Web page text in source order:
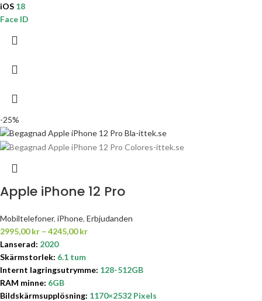
iOS 18
Face ID
-25%
Apple iPhone 12 Pro
Mobiltelefoner, iPhone, Erbjudanden
2995,00kr – 4245,00kr
Lanserad: 2020
Skärmstorlek: 6.1 tum
Internt lagringsutrymme: 128-512GB
RAM minne: 6GB
Bildskärmsupplösning: 1170×2532 Pixels